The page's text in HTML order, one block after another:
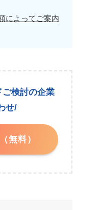
によってご案内
検討の企業
せ/
無料）